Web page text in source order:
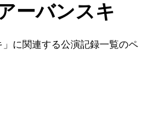
ーバンスキ
」に関連する公演記録一覧のペ